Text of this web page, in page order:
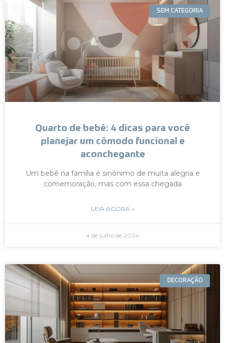
SEM CATEGORIA
Quarto de bebê: 4 dicas para você
planejar um cômodo funcional e
aconchegante
Um bebê na família é sinônimo de muita alegria e
comemoração, mas com essa chegada
LEIA AGORA »
4 de julho de 2024
DECORAÇÃO